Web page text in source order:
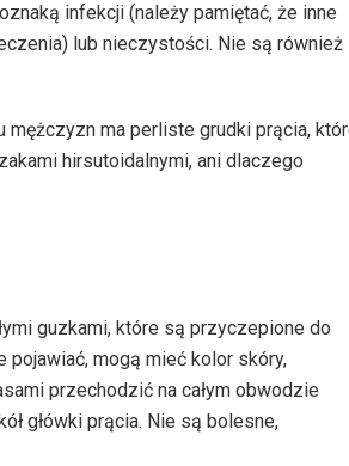
infekcji (należy pamiętać, że inne
lub nieczystości. Nie są również
mężczyzn ma perliste grudki prącia,
hirsutoidalnymi, ani dlaczego
guzkami, które są przyczepione do
pojawiać, mogą mieć kolor skóry,
przechodzić na całym obwodzie
główki prącia. Nie są bolesne,